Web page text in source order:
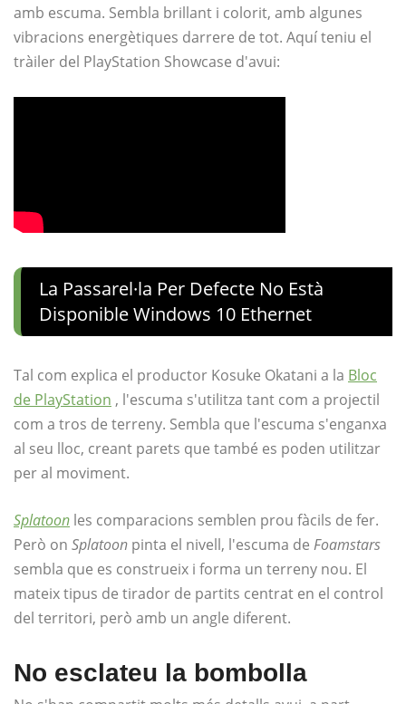
amb escuma. Sembla brillant i colorit, amb algunes
vibracions energètiques darrere de tot. Aquí teniu el
tràiler del PlayStation Showcase d'avui:
La Passarel·la Per Defecte No Està
Disponible Windows 10 Ethernet
Tal com explica el productor Kosuke Okatani a la Bloc
de PlayStation , l'escuma s'utilitza tant com a projectil
com a tros de terreny. Sembla que l'escuma s'enganxa
al seu lloc, creant parets que també es poden utilitzar
per al moviment.
Splatoon les comparacions semblen prou fàcils de fer.
Però on Splatoon pinta el nivell, l'escuma de Foamstars
sembla que es construeix i forma un terreny nou. El
mateix tipus de tirador de partits centrat en el control
del territori, però amb un angle diferent.
No esclateu la bombolla